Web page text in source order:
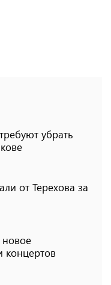
убрать
от Терехова за
новое
концертов